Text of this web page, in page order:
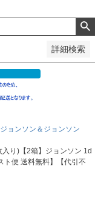
詳細検索
ョンソン＆ジョンソン
り)【2箱】ジョンソン 1d
ト便 送料無料】【代引不